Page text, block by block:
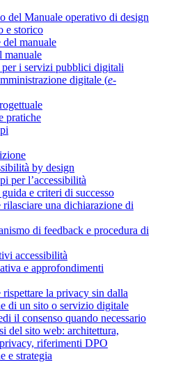
del Manuale operativo di design
e storico
del manuale
manuale
i servizi pubblici digitali
digitale (e-
pratiche
by design
per l’accessibilità
e criteri di successo
rilasciare una dichiarazione di
di feedback e procedura di
accessibilità
e approfondimenti
rispettare la privacy sin dalla
di un sito o servizio digitale
il consenso quando necessario
del sito web: architettura,
riferimenti DPO
e strategia